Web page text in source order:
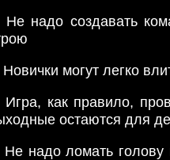
Не надо создавать
могут легко
Игра, как правило,
остаются для
Не надо ломать голову